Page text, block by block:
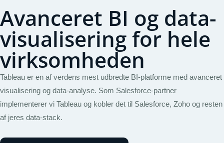
Avanceret BI og data-
visualisering for hele
virksomheden
Tableau er en af verdens mest udbredte BI-platforme med avanceret
visualisering og data-analyse. Som Salesforce-partner
implementerer vi Tableau og kobler det til Salesforce, Zoho og resten
af jeres data-stack.